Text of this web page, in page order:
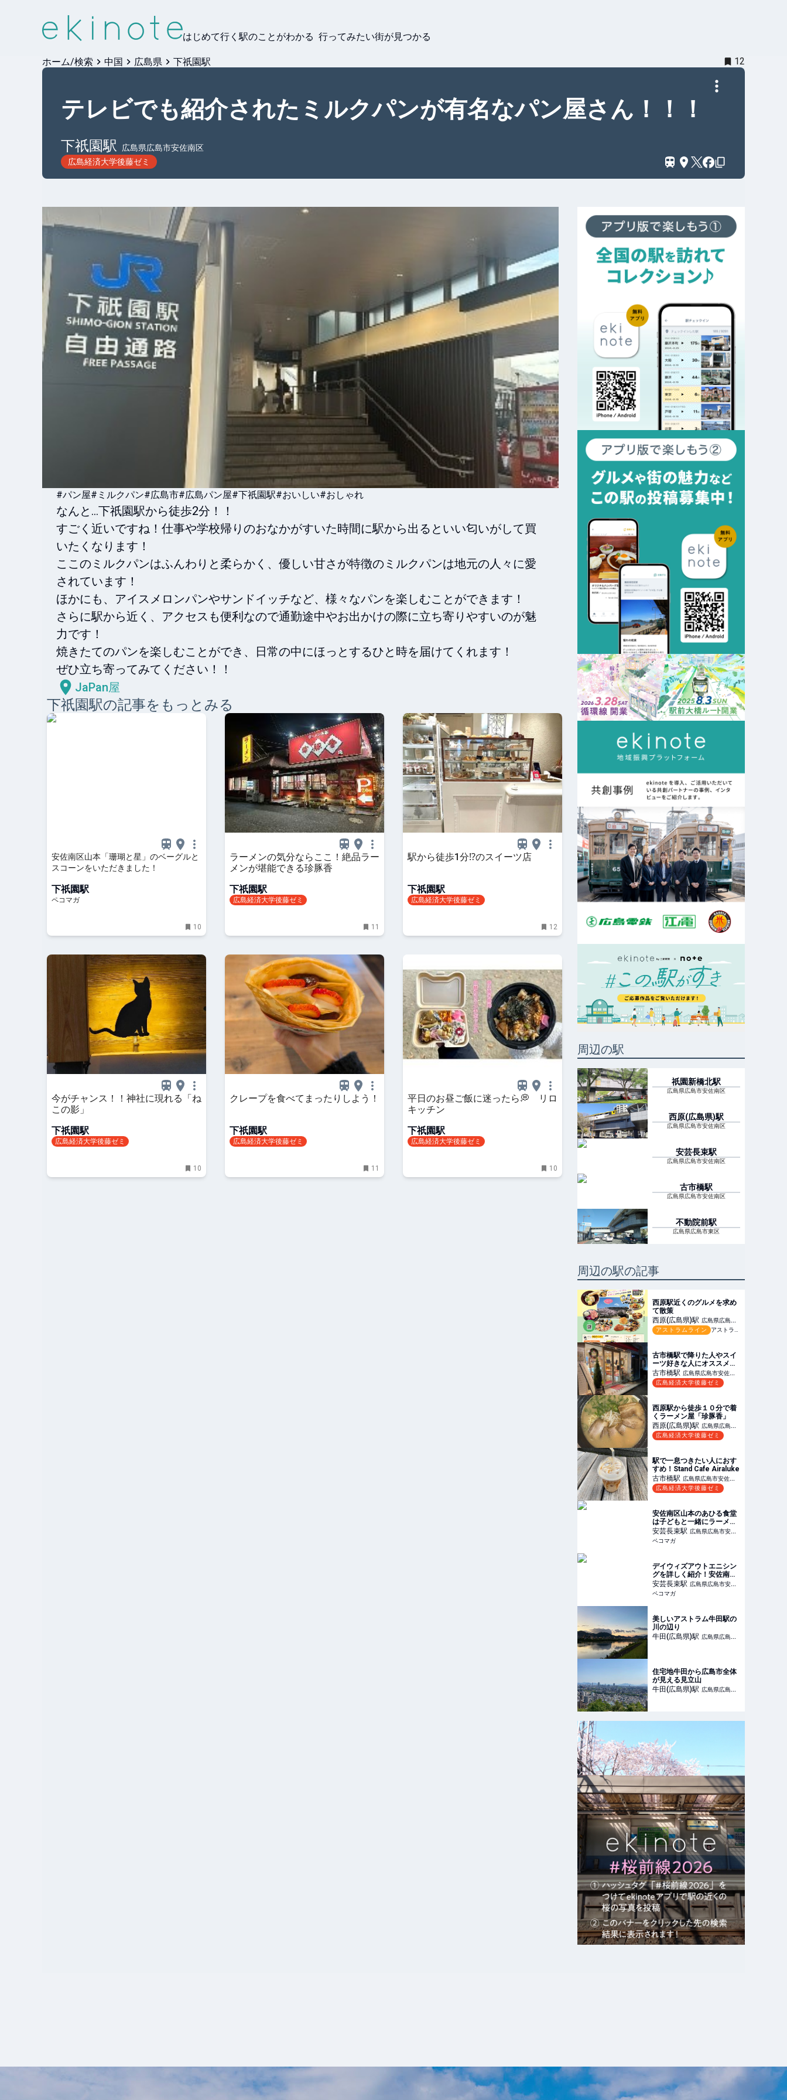
はじめて行く駅のことがわかる 行ってみたい街が見つかる
ホーム/検索 中国 広島県 下祇園駅 12
テレビでも紹介されたミルクパンが有名なパン屋さん！！！
下祇園駅
広島県広島市安佐南区
広島経済大学後藤ゼミ
#パン屋#ミルクパン#広島市#広島パン屋#下祇園駅#おいしい#おしゃれ
なんと…下祇園駅から徒歩2分！！
すごく近いですね！仕事や学校帰りのおなかがすいた時間に駅から出るといい匂いがして買
いたくなります！
ここのミルクパンはふんわりと柔らかく、優しい甘さが特徴のミルクパンは地元の人々に愛
されています！
ほかにも、アイスメロンパンやサンドイッチなど、様々なパンを楽しむことができます！
さらに駅から近く、アクセスも便利なので通勤途中やお出かけの際に立ち寄りやすいのが魅
力です！
焼きたてのパンを楽しむことができ、日常の中にほっとするひと時を届けてくれます！
ぜひ立ち寄ってみてください！！
JaPan屋
下祇園駅の記事をもっとみる
安佐南区山本「珊瑚と星」のベーグルと
スコーンをいただきました！
下祇園駅
ペコマガ
10
ラーメンの気分ならここ！絶品ラー
メンが堪能できる珍豚香
下祇園駅
広島経済大学後藤ゼミ
11
駅から徒歩1分⁉のスイーツ店
下祇園駅
広島経済大学後藤ゼミ
12
今がチャンス！！神社に現れる「ね
この影」
下祇園駅
広島経済大学後藤ゼミ
10
クレープを食べてまったりしよう！
下祇園駅
広島経済大学後藤ゼミ
11
平日のお昼ご飯に迷ったら💭 リロ
キッチン
下祇園駅
広島経済大学後藤ゼミ
10
周辺の駅
祇園新橋北駅
広島県広島市安佐南区
西原(広島県)駅
広島県広島市安佐南区
安芸長束駅
広島県広島市安佐南区
古市橋駅
広島県広島市安佐南区
不動院前駅
広島県広島市東区
周辺の駅の記事
西原駅近くのグルメを求め
て散策
西原(広島県)駅 広島県広島市
安佐南区
アストラムライン アストラムライン沿線マガジンvol.31
古市橋駅で降りた人やスイ
ーツ好きな人にオススメ！
【フリアン】
古市橋駅 広島県広島市安佐南
区広島経済大学後藤ゼミ
西原駅から徒歩１０分で着
くラーメン屋「珍豚香」
西原(広島県)駅 広島県広島市
安佐南区
広島経済大学後藤ゼミ
駅で一息つきたい人におす
すめ！Stand Cafe Airaluke
古市橋駅 広島県広島市安佐南
区広島経済大学後藤ゼミ
安佐南区山本のあひる食堂
は子どもと一緒にラーメン
が楽しめるお店
安芸長束駅 広島県広島市安佐
南区
ペコマガ
デイウィズアウトエニシン
グを詳しく紹介！安佐南区
長束のカフェ
安芸長束駅 広島県広島市安佐
南区
ペコマガ
美しいアストラム牛田駅の
川の辺り
牛田(広島県)駅 広島県広島市
住宅地牛田から広島市全体
が見える見立山
牛田(広島県)駅 広島県広島市